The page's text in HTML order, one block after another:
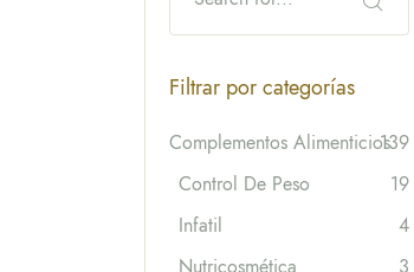
Filtrar por categorías
Complementos Alimenticios139
Control De Peso
19
Infatil
4